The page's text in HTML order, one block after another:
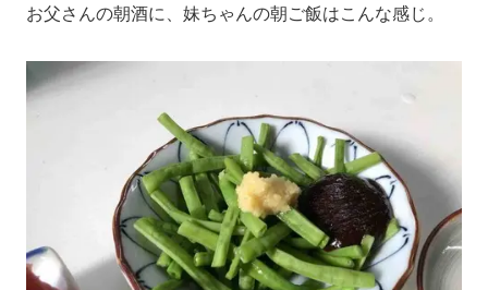
お父さんの朝酒に、妹ちゃんの朝ご飯はこんな感じ。